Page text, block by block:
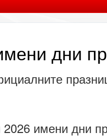
дни
имени дни